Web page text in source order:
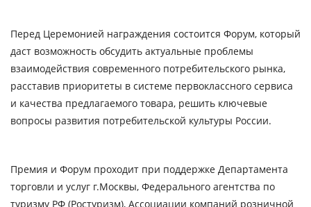
Перед Церемонией награждения состоится Форум, который
даст возможность обсудить актуальные проблемы
взаимодействия современного потребительского рынка,
расставив приоритеты в системе первоклассного сервиса
и качества предлагаемого товара, решить ключевые
вопросы развития потребительской культуры России.
Премия и Форум проходит при поддержке Департамента
торговли и услуг г.Москвы, Федерального агентства по
туризму РФ (Ростуризм), Ассоциации компаний розничной